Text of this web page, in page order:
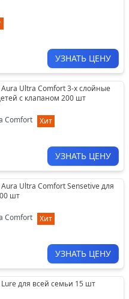
УЗНАТЬ ЦЕНУ
Ultra Comfort 3-х слойные
с клапаном 200 шт
Comfort
Хит
УЗНАТЬ ЦЕНУ
Ultra Comfort Sensetive для
шт
Comfort
Хит
УЗНАТЬ ЦЕНУ
для всей семьи 15 шт